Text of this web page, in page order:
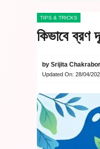
TIPS & TRICKS
কিভাবে
by Srijita
Updated On: 28/04/